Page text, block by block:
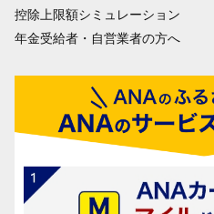
控除上限額シミュレーション
年金受給者・自営業者の方へ